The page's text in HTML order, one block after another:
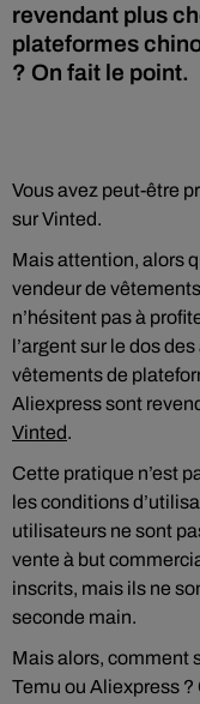
revendant plus
plateformes
? On fait le point.
Vous avez peut-être
sur Vinted.
Mais attention, alors
vendeur de
n’hésitent pas à
l’argent sur le dos
vêtements de
Aliexpress sont
Vinted.
Cette pratique n’est
les conditions
utilisateurs ne sont
vente à but
inscrits, mais ils ne
seconde main.
Mais alors, comment
Temu ou Aliexpress